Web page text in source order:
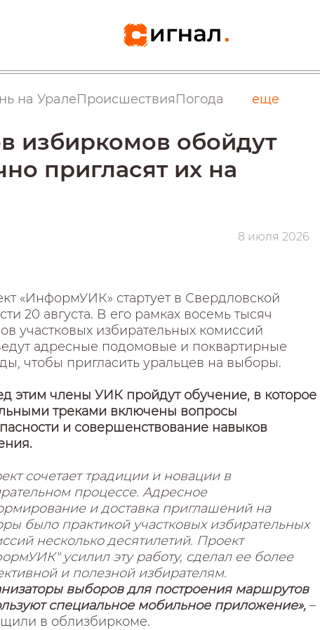
на УралеПроисшествияПогода еще
избиркомов обойдут
пригласят их на
8 июля 2026
«ИнформУИК» стартует в Свердловской
20 августа. В его рамках восемь тысяч
участковых избирательных комиссий
адресные подомовые и поквартирные
чтобы пригласить уральцев на выборы.
этим члены УИК пройдут обучение, в которое
треками включены вопросы
и совершенствование навыков
сочетает традиции и новации в
процессе. Адресное
и доставка приглашений на
было практикой участковых избирательных
несколько десятилетий. Проект
усилил эту работу, сделал ее более
и полезной избирателям.
выборов для построения маршрутов
специальное мобильное приложение»,–
в облизбиркоме.